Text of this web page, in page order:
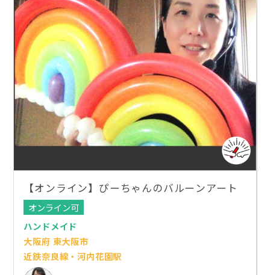
【オンライン】ぴーちゃんのバルーンアート
オンライン可
ハンドメイド
大阪府 東大阪市
近鉄奈良線・河内花園駅